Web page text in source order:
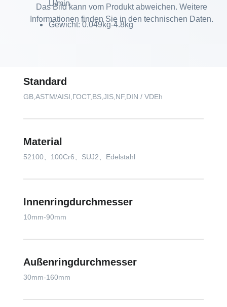
Das Bild kann vom Produkt abweichen. Weitere
Informationen finden Sie in den technischen Daten.
U/min
Gewicht: 0.049kg-4.8kg
Standard
GB,ASTM/AISI,ГОСТ,BS,JIS,NF,DIN / VDEh
Material
52100、100Cr6、SUJ2、Edelstahl
Innenringdurchmesser
10mm-90mm
Außenringdurchmesser
30mm-160mm